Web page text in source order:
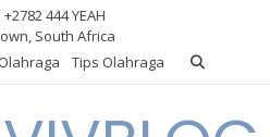
444 YEAH
South Africa
Tips Olahraga